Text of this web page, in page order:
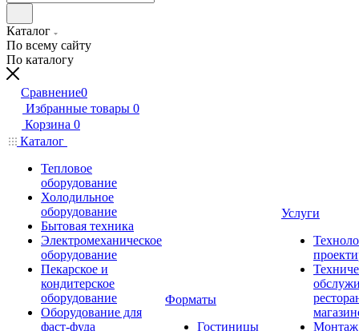
Каталог
По всему сайту
По каталогу
Сравнение0
Избранные товары 0
Корзина 0
Каталог
Тепловое
оборудование
Холодильное
оборудование
Бытовая техника
Электромеханическое
оборудование
Пекарское и
кондитерское
оборудование
Оборудование для
фаст-фуда
Форматы
Гостиницы
Услуги
Монтаж